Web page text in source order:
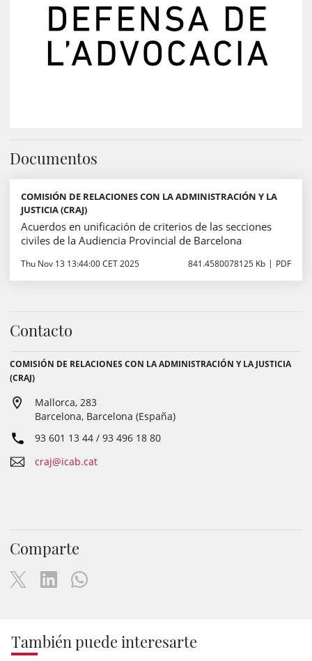
Documentos
COMISIÓN DE RELACIONES CON LA ADMINISTRACIÓN Y LA
JUSTICIA (CRAJ)
Acuerdos en unificación de criterios de las secciones
civiles de la Audiencia Provincial de Barcelona
Thu Nov 13 13:44:00 CET 2025 841.4580078125 Kb PDF
Contacto
COMISIÓN DE RELACIONES CON LA ADMINISTRACIÓN Y LA JUSTICIA
(CRAJ)
Mallorca, 283
Barcelona, Barcelona (España)
93 601 13 44 / 93 496 18 80
craj@icab.cat
Comparte
También puede interesarte